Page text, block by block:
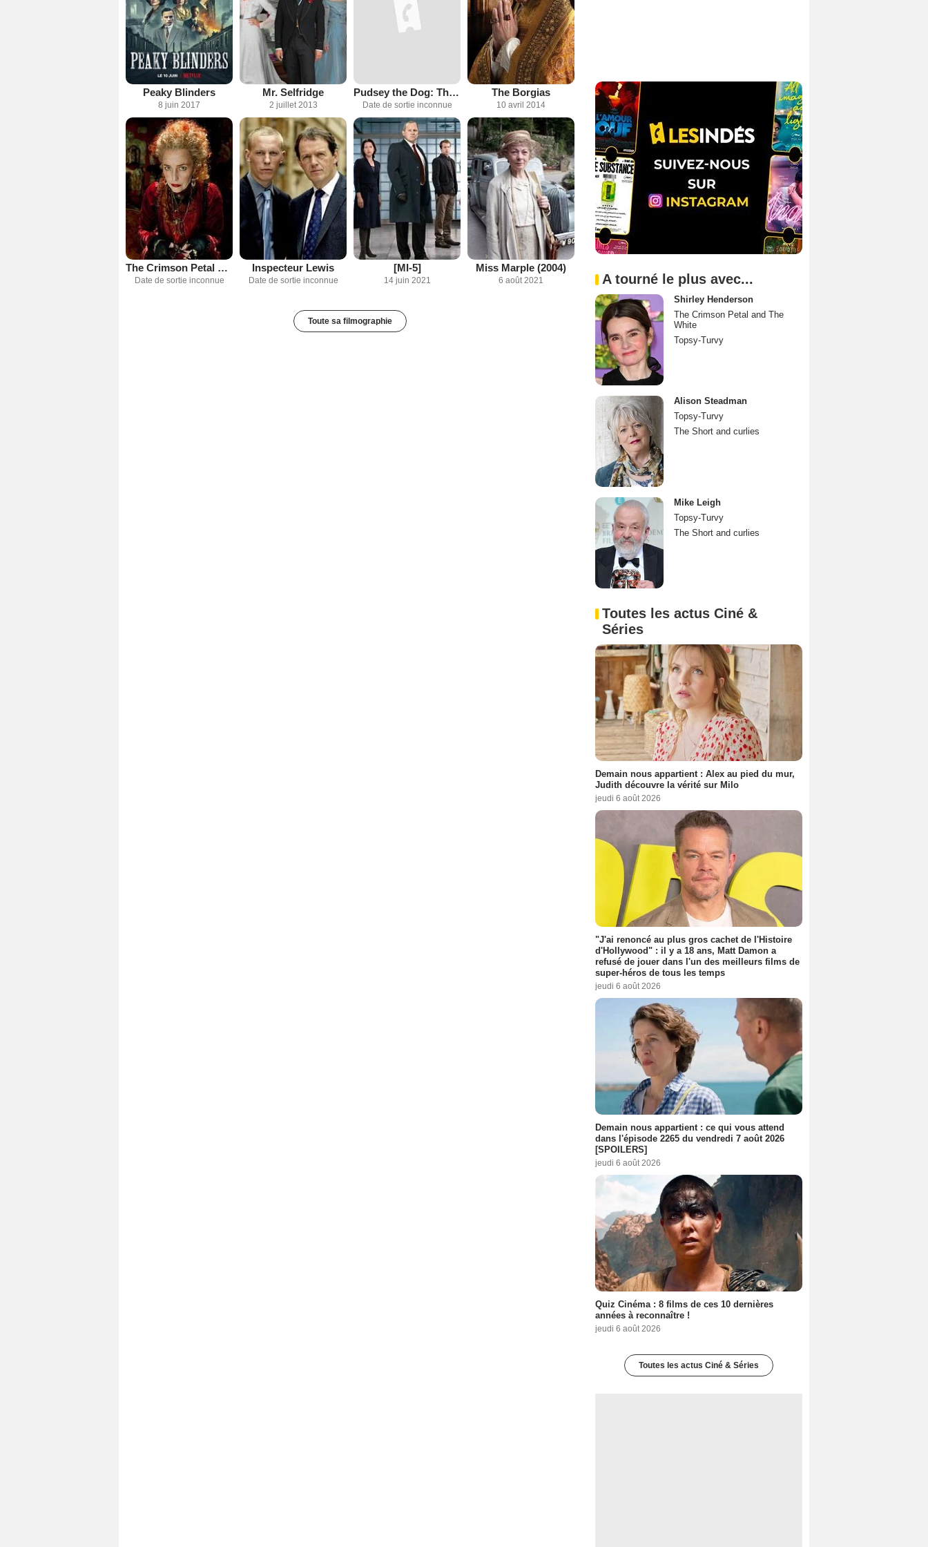
Peaky Blinders
8 juin 2017
Mr. Selfridge
2 juillet 2013
Pudsey the Dog: The Movie
Date de sortie inconnue
The Borgias
10 avril 2014
The Crimson Petal and The White
Date de sortie inconnue
Inspecteur Lewis
Date de sortie inconnue
[MI-5]
14 juin 2021
Miss Marple (2004)
6 août 2021
Toute sa filmographie
A tourné le plus avec...
Shirley Henderson
The Crimson Petal and The
White
Topsy-Turvy
Alison Steadman
Topsy-Turvy
The Short and curlies
Mike Leigh
Topsy-Turvy
The Short and curlies
Toutes les actus Ciné &
Séries
Demain nous appartient : Alex au pied du mur,
Judith découvre la vérité sur Milo
jeudi 6 août 2026
"J'ai renoncé au plus gros cachet de l'Histoire
d'Hollywood" : il y a 18 ans, Matt Damon a
refusé de jouer dans l'un des meilleurs films de
super-héros de tous les temps
jeudi 6 août 2026
Demain nous appartient : ce qui vous attend
dans l'épisode 2265 du vendredi 7 août 2026
[SPOILERS]
jeudi 6 août 2026
Quiz Cinéma : 8 films de ces 10 dernières
années à reconnaître !
jeudi 6 août 2026
Toutes les actus Ciné & Séries